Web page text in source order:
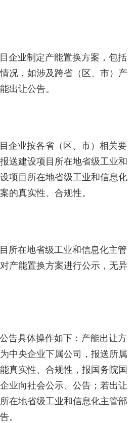
企业制定产能置换方案，包括
况，如涉及跨省（区、市）产
出让公告。
企业按各省（区、市）相关要
送建设项目所在地省级工业和
项目所在地省级工业和信息化
的真实性、合规性。
所在地省级工业和信息化主管
产能置换方案进行公示，无异
告具体操作如下：产能出让方
中央企业下属公司，报送所属
真实性、合规性，报国务院国
业向社会公示、公告；若出让
在地省级工业和信息化主管部
。